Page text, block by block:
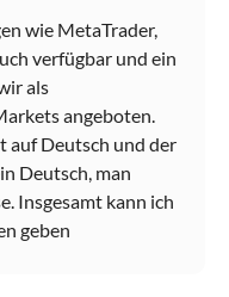
wie MetaTrader,
verfügbar und ein
als
angeboten.
auf Deutsch und der
Deutsch, man
Insgesamt kann ich
geben